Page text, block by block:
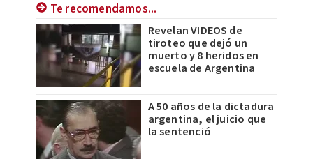
Te recomendamos...
Revelan VIDEOS de
tiroteo que dejó un
muerto y 8 heridos en
escuela de Argentina
A 50 años de la dictadura
argentina, el juicio que
la sentenció